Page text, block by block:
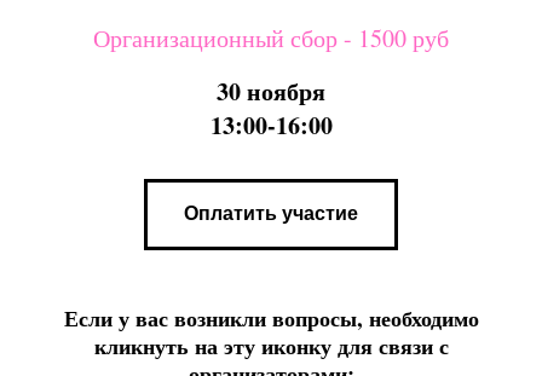
Организационный сбор - 1500 руб
30 ноября
13:00-16:00
Оплатить участие
Если у вас возникли вопросы, необходимо
кликнуть на эту иконку для связи с